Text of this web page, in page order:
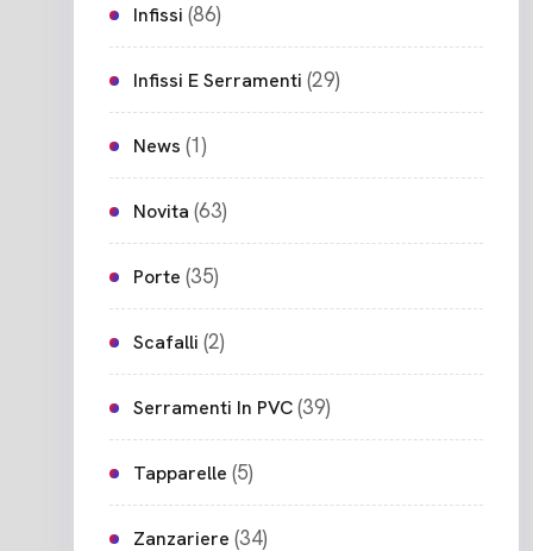
Infissi (86)
Infissi E Serramenti (29)
News (1)
Novita (63)
Porte (35)
Scafalli (2)
Serramenti In PVC(39)
Tapparelle (5)
Zanzariere (34)